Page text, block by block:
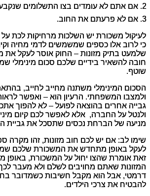
אם אתם לא עומדים בצו התשלומים שנקבע
אם לא פרעתם את החוב.
לעיקול משכורת יש השלכות מרחיקות לכת על
כי לרוב אלו כספים שמשמשים לדמי מחיה
שלמעט בתיק מזונות – החוק אוסר לעקל את
חובה להשאיר בידיים שלכם סכום מינימלי
שוטף.
הסכום המינימלי משתנה מחייב לחייב,
ולמצבו המשפחתי. הרעיון הוא – ואפשר
גבייה אחרים בהוצאה לפועל – לא להפוך
ולנטל על החברה, אלא לאפשר לכם קיום
מניעה של הברחת נכסים שתסכל את גביית
שימו לב: אם יש לכם חוב מזונות, זהו מקרה
לעקל באופן מתחדש את המשכורת שלכם
זאת אומרת שהצו יחול על המשכורת, באופן
המזונות שאתם מחויבים לשלם ולא מעבר לכך.
דרמטי, אבל הוא מקבל חשיבות כשמדובר
להבטיח את צרכי הילדים.